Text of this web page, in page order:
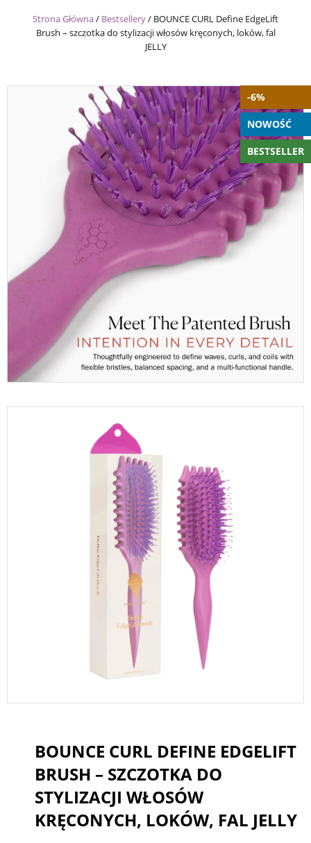
Strona Główna/ Bestsellery/ BOUNCE CURL Define EdgeLift
Brush – szczotka do stylizacji włosów kręconych, loków, fal
JELLY
-6%
NOWOŚĆ
BESTSELLER
BOUNCE CURL DEFINE EDGELIFT
BRUSH – SZCZOTKA DO
STYLIZACJI WŁOSÓW
KRĘCONYCH, LOKÓW, FAL JELLY